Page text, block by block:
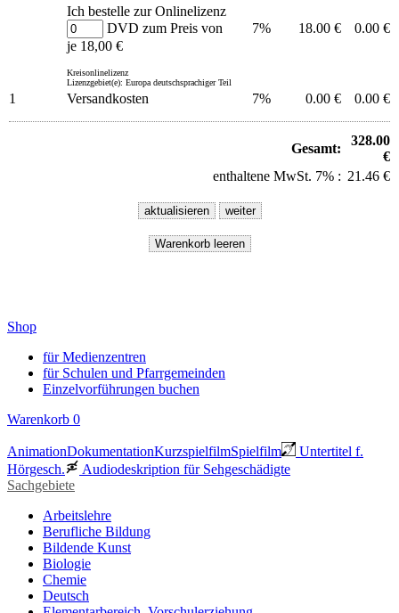
Ich bestelle zur Onlinelizenz
DVD zum Preis von
je 18,00 €
7% 18.00 € 0.00 €
Kreisonlinelizenz
Lizenzgebiet(e): Europa deutschsprachiger Teil
1 Versandkosten 7% 0.00 € 0.00 €
Gesamt:
328.00
€
enthaltene MwSt. 7% : 21.46 €
Shop
für Medienzentren
für Schulen und Pfarrgemeinden
Einzelvorführungen buchen
Warenkorb 0
AnimationDokumentationKurzspielfilmSpielfilm
Untertitel f.
Hörgesch.
Audiodeskription für Sehgeschädigte
Sachgebiete
Arbeitslehre
Berufliche Bildung
Bildende Kunst
Biologie
Chemie
Deutsch